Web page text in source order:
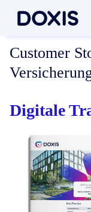
Customer
Digitale